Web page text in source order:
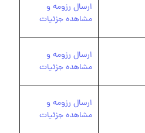
ارسال رزومه و
مشاهده جزئیات
ارسال رزومه و
مشاهده جزئیات
ارسال رزومه و
مشاهده جزئیات